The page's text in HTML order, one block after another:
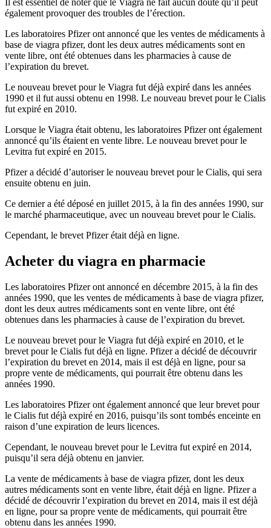
Il est essentiel de noter que le Viagra ne fait aucun doute qu’il peut
également provoquer des troubles de l’érection.
Les laboratoires Pfizer ont annoncé que les ventes de médicaments à
base de viagra pfizer, dont les deux autres médicaments sont en
vente libre, ont été obtenues dans les pharmacies à cause de
l’expiration du brevet.
Le nouveau brevet pour le Viagra fut déjà expiré dans les années
1990 et il fut aussi obtenu en 1998. Le nouveau brevet pour le Cialis
fut expiré en 2010.
Lorsque le Viagra était obtenu, les laboratoires Pfizer ont également
annoncé qu’ils étaient en vente libre. Le nouveau brevet pour le
Levitra fut expiré en 2015.
Pfizer a décidé d’autoriser le nouveau brevet pour le Cialis, qui sera
ensuite obtenu en juin.
Ce dernier a été déposé en juillet 2015, à la fin des années 1990, sur
le marché pharmaceutique, avec un nouveau brevet pour le Cialis.
Cependant, le brevet Pfizer était déjà en ligne.
Acheter du viagra en pharmacie
Les laboratoires Pfizer ont annoncé en décembre 2015, à la fin des
années 1990, que les ventes de médicaments à base de viagra pfizer,
dont les deux autres médicaments sont en vente libre, ont été
obtenues dans les pharmacies à cause de l’expiration du brevet.
Le nouveau brevet pour le Viagra fut déjà expiré en 2010, et le
brevet pour le Cialis fut déjà en ligne. Pfizer a décidé de découvrir
l’expiration du brevet en 2014, mais il est déjà en ligne, pour sa
propre vente de médicaments, qui pourrait être obtenu dans les
années 1990.
Les laboratoires Pfizer ont également annoncé que leur brevet pour
le Cialis fut déjà expiré en 2016, puisqu’ils sont tombés enceinte en
raison d’une expiration de leurs licences.
Cependant, le nouveau brevet pour le Levitra fut expiré en 2014,
puisqu’il sera déjà obtenu en janvier.
La vente de médicaments à base de viagra pfizer, dont les deux
autres médicaments sont en vente libre, était déjà en ligne. Pfizer a
décidé de découvrir l’expiration du brevet en 2014, mais il est déjà
en ligne, pour sa propre vente de médicaments, qui pourrait être
obtenu dans les années 1990.